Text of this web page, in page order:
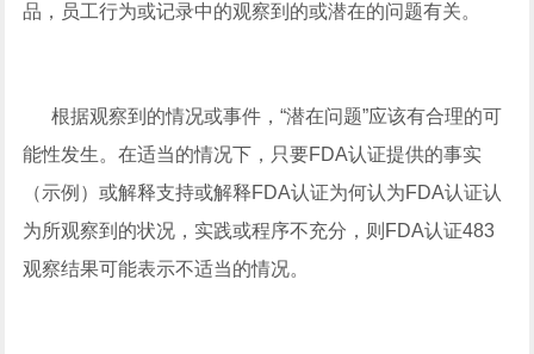
品，员工行为或记录中的观察到的或潜在的问题有关。
根据观察到的情况或事件，“潜在问题”应该有合理的可
能性发生。在适当的情况下，只要FDA认证提供的事实
（示例）或解释支持或解释FDA认证为何认为FDA认证认
为所观察到的状况，实践或程序不充分，则FDA认证483
观察结果可能表示不适当的情况。